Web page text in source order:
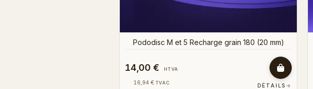
Pododisc M et 5 Recharge grain 180 (20 mm)
14,00 € HTVA
16,94 € TVAC DÉTAILS →